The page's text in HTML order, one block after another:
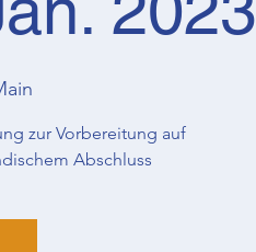
zur Vorbereitung auf
Abschluss